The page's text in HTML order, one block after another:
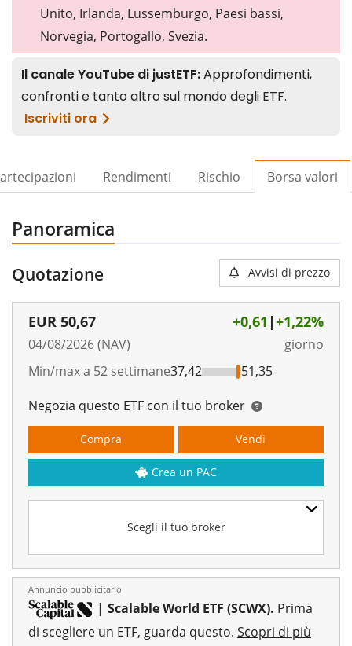
Unito, Irlanda, Lussemburgo, Paesi bassi,
Norvegia, Portogallo, Svezia.
Rendimenti Rischio Borsa valori
Panoramica
Quotazione Avvisi di prezzo
EUR 50,67
04/08/2026 (NAV)
+0,61 |+1,22%
giorno
Min/max a 52 settimane37,42
51,35
Negozia questo ETF con il tuo broker
Scegli il tuo broker
Compra Vendi
Crea un PAC
Annuncio pubblicitario
| Scalable World ETF (SCWX). Prima
di scegliere un ETF, guarda questo. Scopri di più